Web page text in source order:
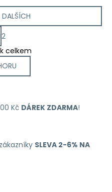
r
2
celkem
Kč DÁREK ZDARMA!
SLEVA 2-6% NA